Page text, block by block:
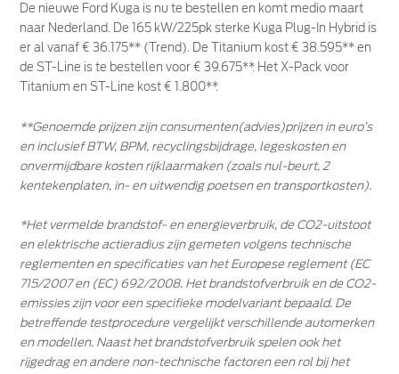
De nieuwe Ford Kuga is nu te bestellen en komt medio maart
naar Nederland. De 165 kW/225pk sterke Kuga Plug-In Hybrid is
er al vanaf € 36.175** (Trend). De Titanium kost € 38.595** en
de ST-Line is te bestellen voor € 39.675**. Het X-Pack voor
Titanium en ST-Line kost € 1.800**.
**Genoemde prijzen zijn consumenten(advies)prijzen in euro’s
en inclusief BTW, BPM, recyclingsbijdrage, legeskosten en
onvermijdbare kosten rijklaarmaken (zoals nul-beurt, 2
kentekenplaten, in- en uitwendig poetsen en transportkosten).
*Het vermelde brandstof- en energieverbruik, de CO2-uitstoot
en elektrische actieradius zijn gemeten volgens technische
reglementen en specificaties van het Europese reglement (EC
715/2007 en (EC) 692/2008. Het brandstofverbruik en de CO2-
emissies zijn voor een specifieke modelvariant bepaald. De
betreffende testprocedure vergelijkt verschillende automerken
en modellen. Naast het brandstofverbruik spelen ook het
rijgedrag en andere non-technische factoren een rol bij het